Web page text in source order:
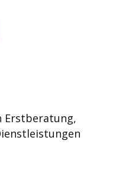
Erstberatung,